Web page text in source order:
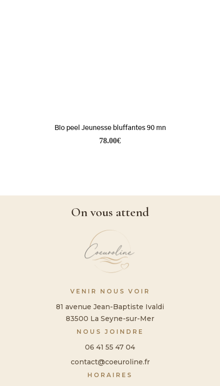
Bio peel Jeunesse bluffantes 90 mn
78.00€
On vous attend
VENIR NOUS VOIR
81 avenue Jean-Baptiste Ivaldi
83500 La Seyne-sur-Mer
NOUS JOINDRE
06 41 55 47 04
contact@coeuroline.fr
HORAIRES